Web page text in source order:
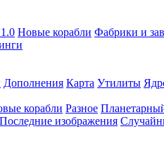
Новые корабли Фабрики и
Дополнения Карта Утилиты
корабли Разное
Последние изображения